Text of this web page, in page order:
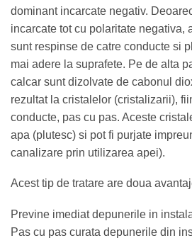
dominant incarcate negativ.
incarcate tot cu polaritate negativa,
sunt respinse de catre conducte si
mai adere la suprafete. Pe de alta
calcar sunt dizolvate de cabonul
rezultat la cristalelor (cristalizarii),
conducte, pas cu pas. Aceste
apa (plutesc) si pot fi purjate
canalizare prin utilizarea apei).
Acest tip de tratare are doua
Previne imediat depunerile in
Pas cu pas curata depunerile din